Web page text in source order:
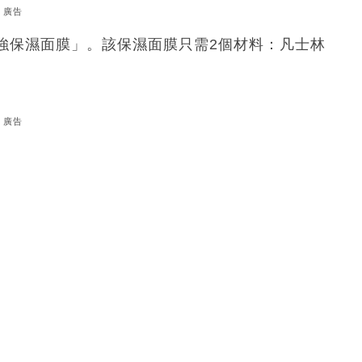
廣告
濕面膜」。該保濕面膜只需2個材料：凡士林
廣告